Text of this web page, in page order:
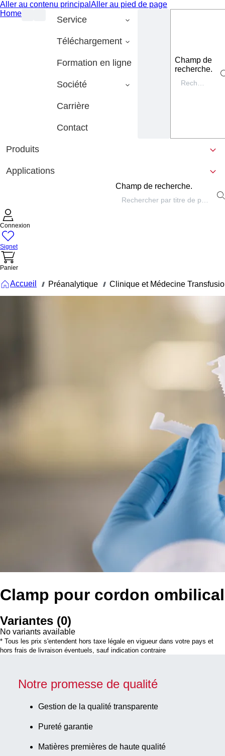
Aller au contenu principal Aller au pied de page
Home
Service
Téléchargement
Formation en ligne
Société
Carrière
Contact
Champ de
recherche.
Produits
Applications
Champ de recherche.
Connexion
Signet
Panier
Accueil /// Préanalytique /// Clinique et Médecine
Clamp pour cordon ombilical
Variantes (0)
No variants available
* Tous les prix s'entendent hors taxe légale en vigueur dans votre pays et
hors frais de livraison éventuels, sauf indication contraire
Notre promesse de qualité
Gestion de la qualité transparente
Pureté garantie
Matières premières de haute qualité